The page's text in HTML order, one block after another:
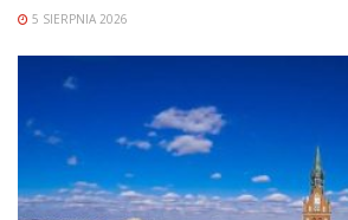
5 SIERPNIA 2026